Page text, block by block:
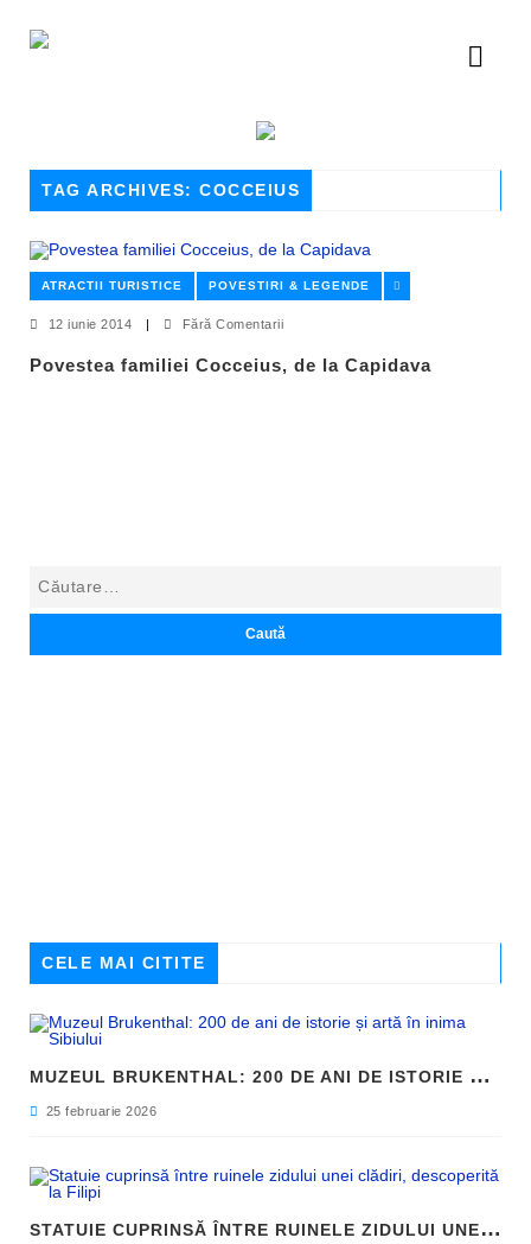
TAG ARCHIVES: COCCEIUS
ATRACTII TURISTICE POVESTIRI & LEGENDE
12 iunie 2014 | Fără Comentarii
Povestea familiei Cocceius, de la Capidava
CELE MAI CITITE
M
UZEUL BRUKENTHAL: 200 DE ANI DE ISTORIE ȘI ARTĂ ÎN INIMA SIBIULUI
25 februarie 2026
S
TATUIE CUPRINSĂ ÎNTRE RUINELE ZIDULUI UNEI CLĂDIRI, DESCOPERITĂ LA FILIPI